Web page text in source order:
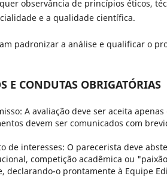
observância de princípios éticos,
e a qualidade científica.
padronizar a análise e qualificar o
E CONDUTAS OBRIGATÓRIAS
A avaliação deve ser aceita
devem ser comunicados com
de interesses: O parecerista deve
competição acadêmica ou
declarando-o prontamente à Equipe